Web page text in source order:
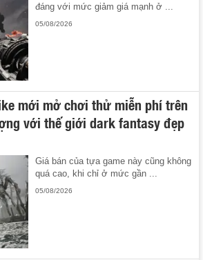
đáng với mức giảm giá mạnh ở ...
05/08/2026
mới mở chơi thử miễn phí trên
với thế giới dark fantasy đẹp
Giá bán của tựa game này cũng không
quá cao, khi chỉ ở mức gần ...
05/08/2026